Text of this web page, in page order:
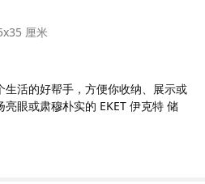
厘米
活的好帮手，方便你收纳、展示或
眼或肃穆朴实的 EKET 伊克特 储